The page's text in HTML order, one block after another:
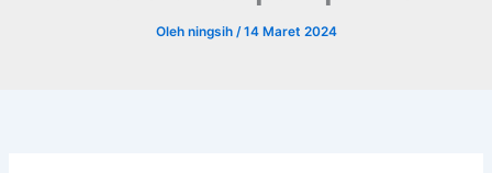
Oleh ningsih /14 Maret 2024